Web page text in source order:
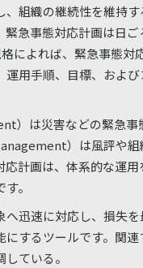
組織の継続性を維持
急事態対応計画は日ご
によれば、緊急事態対
用手順、目標、およ
）は災害などの緊急事
）は風評や
計画は、体系的な運
。
迅速に対応し、損失
するツールです。関
ている。